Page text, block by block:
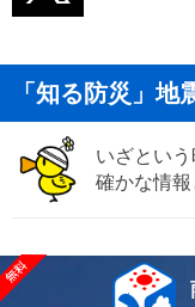
「知る防災」地
いざとい
確かな情